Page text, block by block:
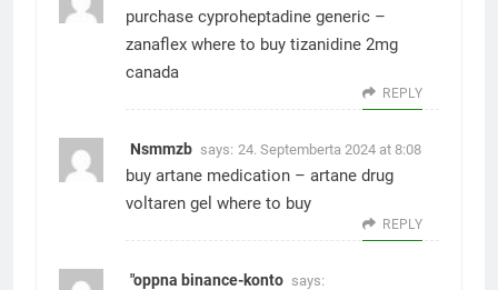
purchase cyproheptadine generic –
zanaflex where to buy tizanidine 2mg
canada
REPLY
Nsmmzb says: 24. Septemberta 2024 at 8:08
buy artane medication – artane drug
voltaren gel where to buy
REPLY
"oppna binance-konto says: